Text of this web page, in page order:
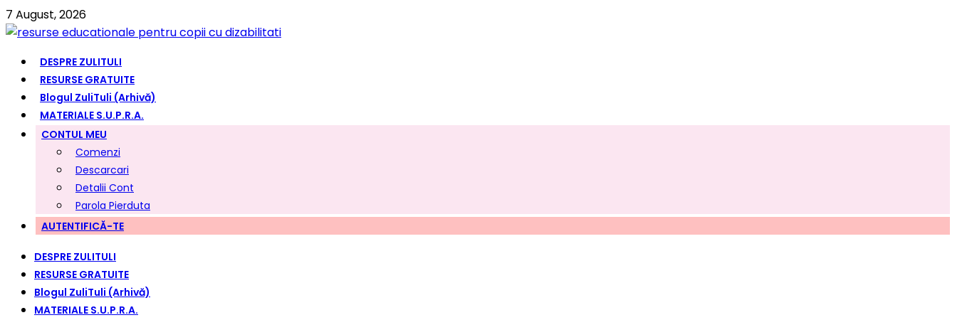
7 August, 2026
DESPRE ZULITULI
RESURSE GRATUITE
Blogul ZuliTuli (arhivă)
MATERIALE S.U.P.R.A.
CONTUL MEU
Comenzi
Descarcari
Detalii Cont
Parola Pierduta
AUTENTIFICĂ-TE
DESPRE ZULITULI
RESURSE GRATUITE
Blogul ZuliTuli (arhivă)
MATERIALE S.U.P.R.A.